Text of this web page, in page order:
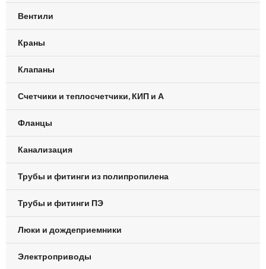
Вентили
Краны
Клапаны
Счетчики и теплосчетчики, КИП и А
Фланцы
Канализация
Трубы и фитинги из полипропилена
Трубы и фитинги ПЭ
Люки и дождеприемники
Электроприводы